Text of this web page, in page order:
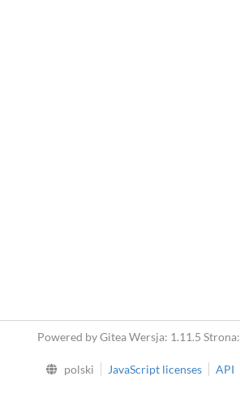
Powered by Gitea Wersja: 1.11.5 Strona:
polski JavaScript licenses API